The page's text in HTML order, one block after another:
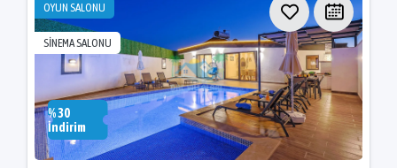
% 30
İndirim
OYUN SALONU
SİNEMA SALONU